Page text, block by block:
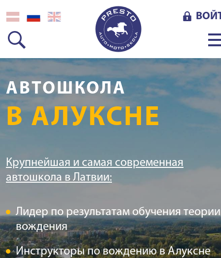
АВТОШКОЛА
В АЛУКСНЕ
Крупнейшая и самая современная
автошкола в Латвии:
Лидер по результатам обучения
вождения
Инструкторы по вождению в Алуксне